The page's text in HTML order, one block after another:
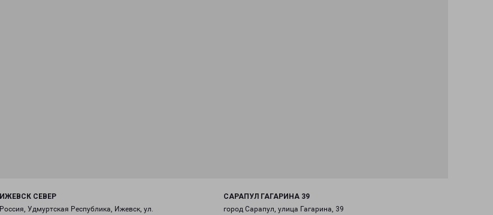
ИЖЕВСК СЕВЕР
Россия, Удмуртская Республика, Ижевск, ул.
САРАПУЛ ГАГАРИНА 39
город Сарапул, улица Гагарина, 39